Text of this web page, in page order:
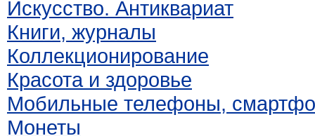
Искусство. Антиквариат
Книги, журналы
Коллекционирование
Красота и здоровье
Мобильные телефоны,
Монеты